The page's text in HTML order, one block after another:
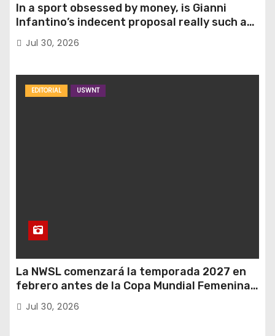
In a sport obsessed by money, is Gianni
Infantino’s indecent proposal really such a
surprise?
Jul 30, 2026
EDITORIAL USWNT
La NWSL comenzará la temporada 2027 en
febrero antes de la Copa Mundial Femenina
del próximo verano.
Jul 30, 2026